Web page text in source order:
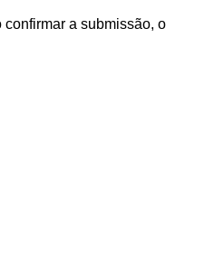
confirmar a submissão, o